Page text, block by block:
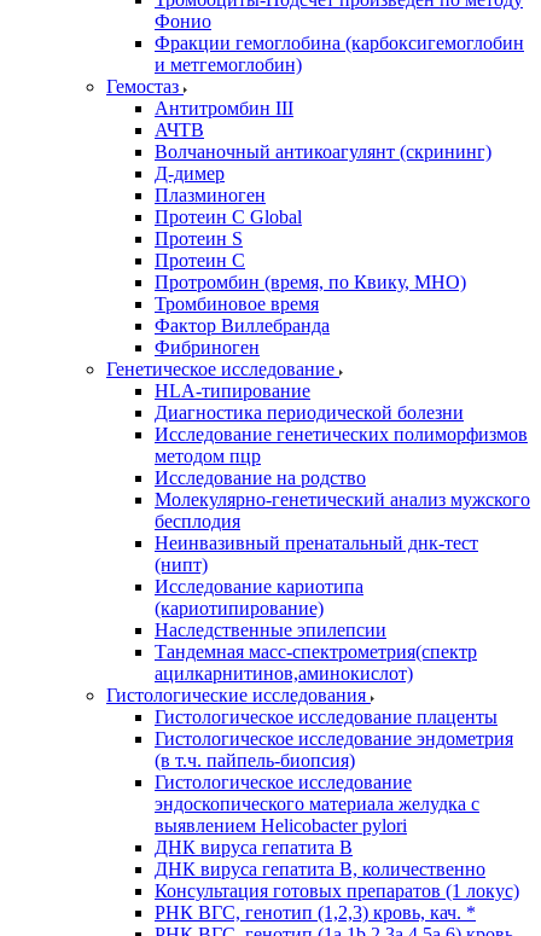
Фонио
Фракции гемоглобина (карбоксигемоглобин
и метгемоглобин)
Гемостаз
Антитромбин III
АЧТВ
Волчаночный антикоагулянт (скрининг)
Д-димер
Плазминоген
Протеин C Global
Протеин S
Протеин С
Протромбин (время, по Квику, МНО)
Тромбиновое время
Фактор Виллебранда
Фибриноген
Генетическое исследование
HLA-типирование
Диагностика периодической болезни
Исследование генетических полиморфизмов
методом пцр
Исследование на родство
Молекулярно-генетический анализ мужского
бесплодия
Неинвазивный пренатальный днк-тест
(нипт)
Исследование кариотипа
(кариотипирование)
Наследственные эпилепсии
Тандемная масс-спектрометрия(спектр
ацилкарнитинов,аминокислот)
Гистологические исследования
Гистологическое исследование плаценты
Гистологическое исследование эндометрия
(в т.ч. пайпель-биопсия)
Гистологическое исследование
эндоскопического материала желудка с
выявлением Helicobacter pylori
ДНК вируса гепатита B
ДНК вируса гепатита B, количественно
Консультация готовых препаратов (1 локус)
РНК ВГC, генотип (1,2,3) кровь, кач. *